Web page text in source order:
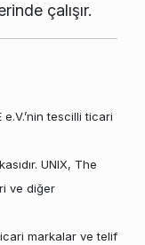
çalışır.
tescilli ticari
UNIX, The
ve diğer
markalar ve telif